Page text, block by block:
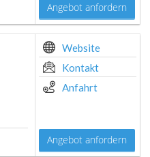
Angebot anfordern
Website
Kontakt
Anfahrt
Angebot anfordern